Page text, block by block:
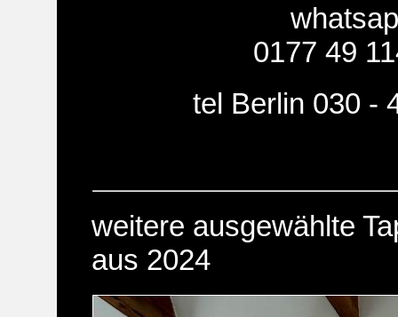
0177 49
tel Berlin 030 -
weitere ausgewählte
aus 2024